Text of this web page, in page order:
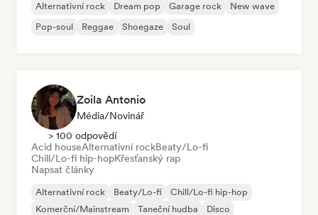
Alternativní rock Dream pop Garage rock
New wave
Pop-soul
Reggae Shoegaze Soul
Zoila Antonio
Média/novinář
> 100 odpovědí
Acid houseAlternativní rockBeaty/Lo-fi
Chill/Lo-fi hip-hopKřesťanský rap
Napsat články
Alternativní rock Beaty/Lo-fi
Chill/Lo-fi hip-hop
Komerční/Mainstream
Taneční hudba
Disco